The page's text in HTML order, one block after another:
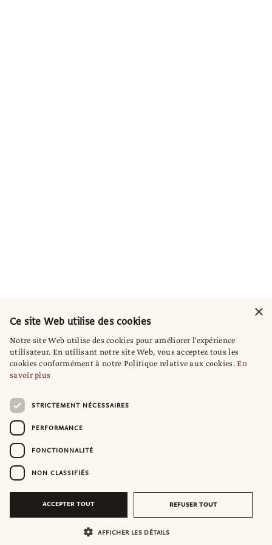
×
Ce site Web utilise des cookies
Notre site Web utilise des cookies pour améliorer l'expérience
utilisateur. En utilisant notre site Web, vous acceptez tous les
cookies conformément à notre Politique relative aux cookies.En
savoir plus
STRICTEMENT NÉCESSAIRES
PERFORMANCE
FONCTIONNALITÉ
NON CLASSIFIÉS
ACCEPTER TOUT REFUSER TOUT
AFFICHER LES DÉTAILS